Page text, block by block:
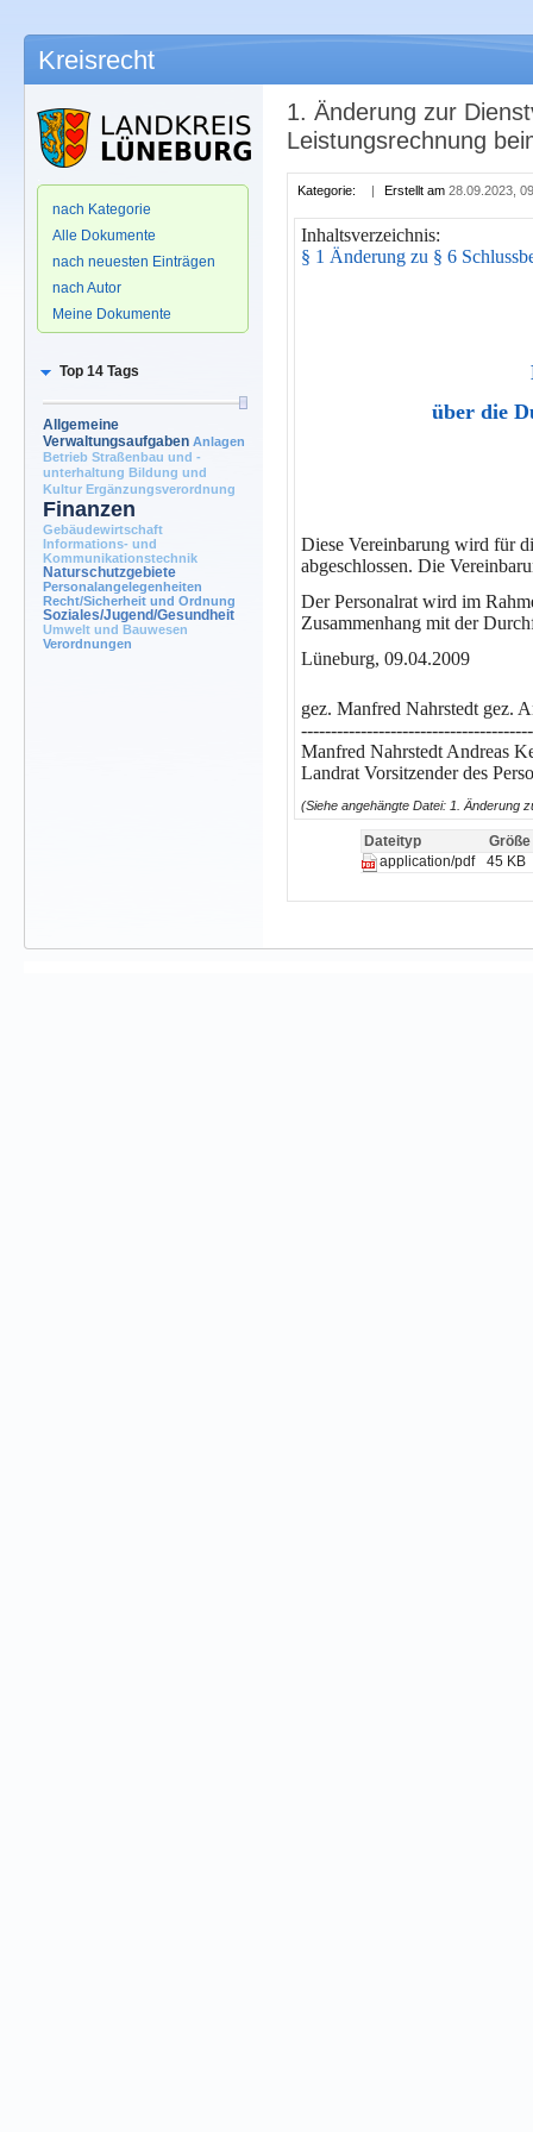
Kreisrecht
nach Kategorie
Alle Dokumente
nach neuesten Einträgen
nach Autor
Meine Dokumente
Top 14 Tags
Allgemeine
Verwaltungsaufgaben Anlagen
Betrieb Straßenbau und -
unterhaltung Bildung und
Kultur Ergänzungsverordnung
Finanzen
Gebäudewirtschaft
Informations- und
Kommunikationstechnik
Naturschutzgebiete
Personalangelegenheiten
Recht/Sicherheit und Ordnung
Soziales/Jugend/Gesundheit
Umwelt und Bauwesen
Verordnungen
1. Änderung zur
Leistungsrechnung
Kategorie: | Erstellt am 28.09.2023,
Inhaltsverzeichnis:
§ 1 Änderung zu § 6
über die
Diese Vereinbarung wird für
abgeschlossen. Die
Der Personalrat wird im
Zusammenhang mit der
Lüneburg, 09.04.2009
gez. Manfred Nahrstedt gez.
Manfred Nahrstedt Andreas
Landrat Vorsitzender des
(Siehe angehängte Datei: 1. Änderung
Dateityp
Größe
application/pdf
45 KB